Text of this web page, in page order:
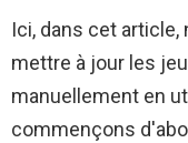
Ici, dans cet
mettre à jour les
manuellement en
commençons